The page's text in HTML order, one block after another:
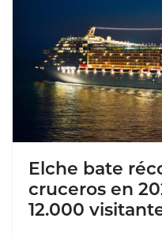
Elche bate
cruceros en
12.000